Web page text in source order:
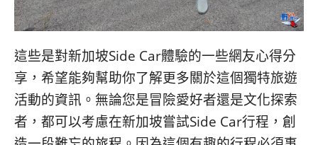
這些是對新加坡Side Car體驗的一些網友心得分
享，希望能夠幫助你了解更多關於這個獨特旅遊
活動的資訊。無論您是冒險愛好者還是文化探索
者，都可以考慮在新加坡嘗試Side Car行程，創